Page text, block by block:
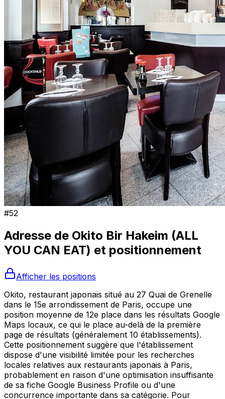
#52
Adresse de Okito Bir Hakeim (ALL
YOU CAN EAT) et positionnement
Afficher les positions
Okito, restaurant japonais situé au 27 Quai de Grenelle
dans le 15e arrondissement de Paris, occupe une
position moyenne de 12e place dans les résultats Google
Maps locaux, ce qui le place au-delà de la première
page de résultats (généralement 10 établissements).
Cette positionnement suggère que l'établissement
dispose d'une visibilité limitée pour les recherches
locales relatives aux restaurants japonais à Paris,
probablement en raison d'une optimisation insuffisante
de sa fiche Google Business Profile ou d'une
concurrence importante dans sa catégorie. Pour